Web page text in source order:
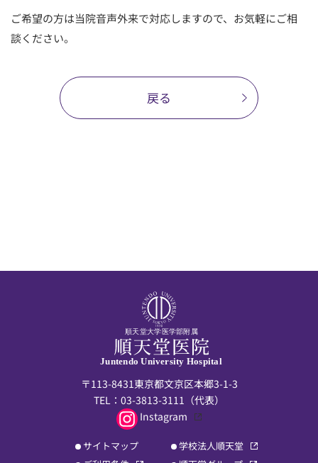
ご希望の方は当院音声外来で対応しますので、お気軽にご相
談ください。
戻る
順天堂大学医学部附属
Juntendo University Hospital
〒113-8431東京都文京区本郷3-1-3
TEL： 03-3813-3111 （代表）
Instagram
サイトマップ
学校法人順天堂
（臨床研究・治験センター）